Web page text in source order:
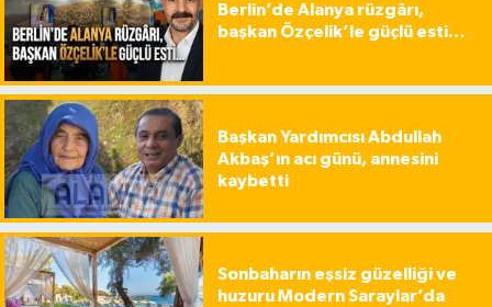
Berlin’de Alanya rüzgârı,
başkan Özçelik’le güçlü esti…
Başkan Yardımcısı Abdullah
Akbaş’ın acı günü, annesini
kaybetti
Sonbaharın eşsiz güzelliği ve
huzuru Modern Saraylar’da